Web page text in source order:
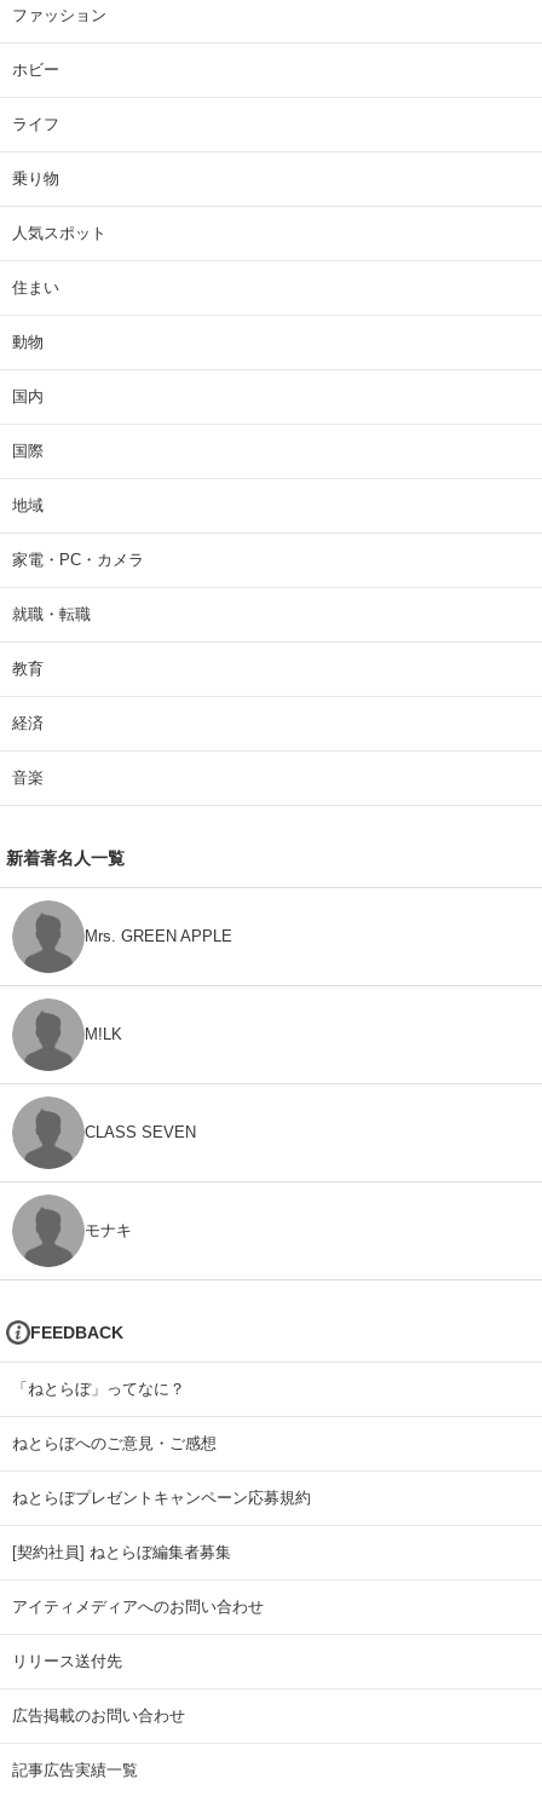
ファッション
ホビー
ライフ
乗り物
人気スポット
住まい
動物
国内
国際
地域
家電・PC・カメラ
就職・転職
教育
経済
音楽
新着著名人一覧
Mrs. GREEN APPLE
M!LK
CLASS SEVEN
モナキ
FEEDBACK
「ねとらぼ」ってなに？
ねとらぼへのご意見・ご感想
ねとらぼプレゼントキャンペーン応募規約
[契約社員] ねとらぼ編集者募集
アイティメディアへのお問い合わせ
リリース送付先
広告掲載のお問い合わせ
記事広告実績一覧